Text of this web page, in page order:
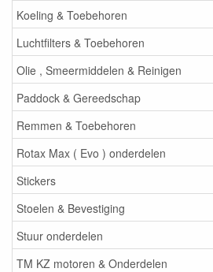
Koeling & Toebehoren
Luchtfilters & Toebehoren
Olie , Smeermiddelen & Reinigen
Paddock & Gereedschap
Remmen & Toebehoren
Rotax Max ( Evo ) onderdelen
Stickers
Stoelen & Bevestiging
Stuur onderdelen
TM KZ motoren & Onderdelen